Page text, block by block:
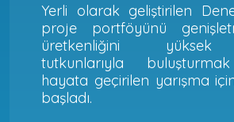
Yerli olarak geliştirilen
proje portföyünü
üretkenliğini yüksek
tutkunlarıyla
hayata geçirilen yarışma
başladı.